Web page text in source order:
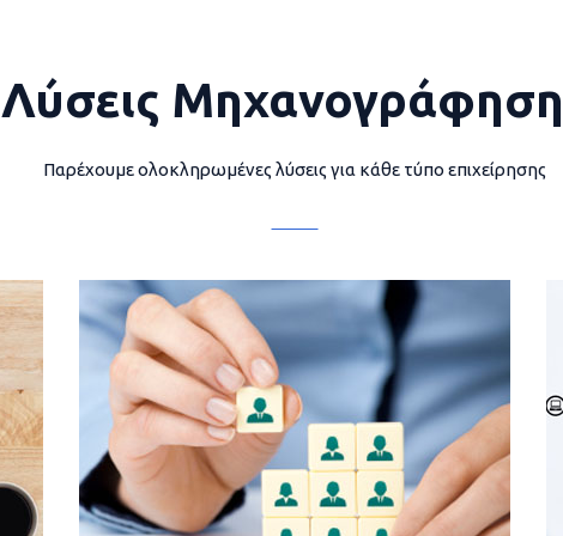
Λύσεις
Παρέχουμε ολοκληρωμένες λύσεις για κάθε τύπο επιχείρησης